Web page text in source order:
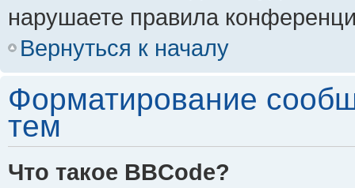
нарушаете правила
Вернуться к началу
Форматирование
тем
Что такое BBCode?